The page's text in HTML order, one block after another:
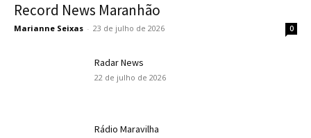
Record News Maranhão
Marianne Seixas - 23 de julho de 2026 0
Radar News
22 de julho de 2026
Rádio Maravilha